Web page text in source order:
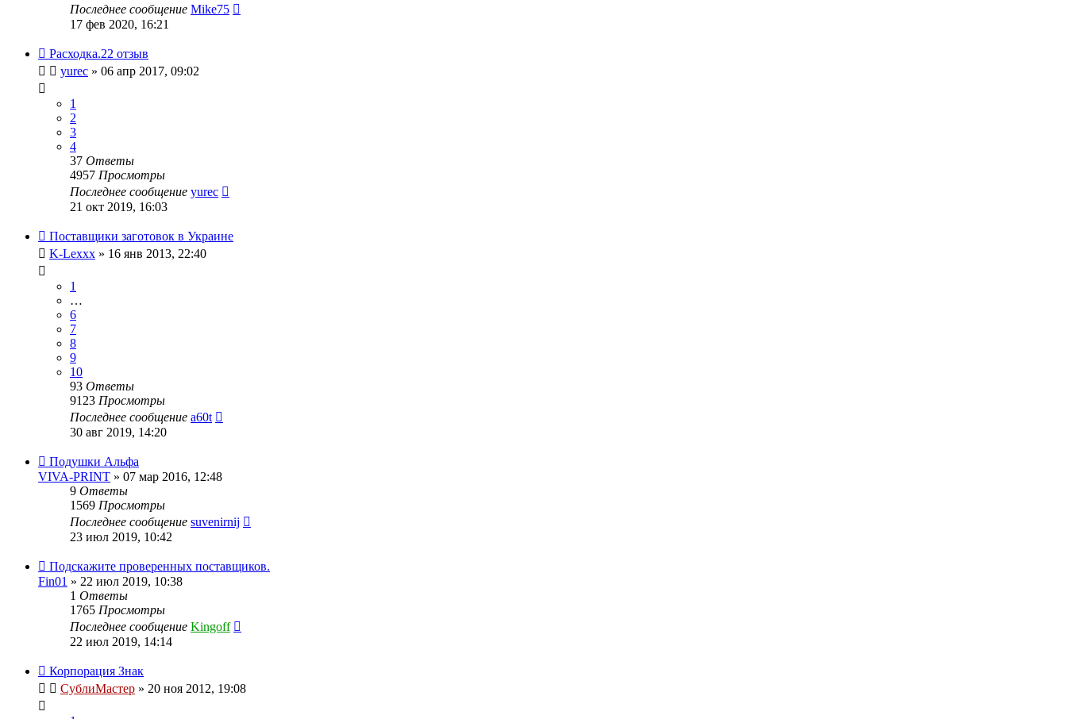
Последнее сообщение Mike75
17 фев 2020, 16:21
Расходка.22 отзыв
yurec » 06 апр 2017, 09:02
1
2
3
4
37 Ответы
4957 Просмотры
Последнее сообщение yurec
21 окт 2019, 16:03
Поставщики заготовок в Украине
K-Lexxx » 16 янв 2013, 22:40
1
…
6
7
8
9
10
93 Ответы
9123 Просмотры
Последнее сообщение a60t
30 авг 2019, 14:20
Подушки Альфа
VIVA-PRINT » 07 мар 2016, 12:48
9 Ответы
1569 Просмотры
Последнее сообщение suvenirnij
23 июл 2019, 10:42
Подскажите проверенных поставщиков.
Fin01 » 22 июл 2019, 10:38
1 Ответы
1765 Просмотры
Последнее сообщение Kingoff
22 июл 2019, 14:14
Корпорация Знак
СублиМастер » 20 ноя 2012, 19:08